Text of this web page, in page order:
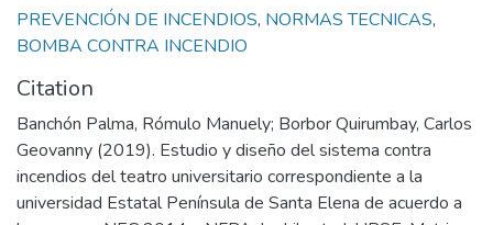
PREVENCIÓN DE INCENDIOS, NORMAS TECNICAS,
BOMBA CONTRA INCENDIO
Citation
Banchón Palma, Rómulo Manuely; Borbor Quirumbay, Carlos
Geovanny (2019). Estudio y diseño del sistema contra
incendios del teatro universitario correspondiente a la
universidad Estatal Península de Santa Elena de acuerdo a